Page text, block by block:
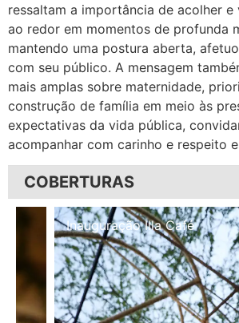
ressaltam a importância de acolher
ao redor em momentos de profunda
mantendo uma postura aberta,
com seu público. A mensagem
mais amplas sobre maternidade,
construção de família em meio às
expectativas da vida pública,
acompanhar com carinho e respeito
COBERTURAS
Inauguração Illa Café